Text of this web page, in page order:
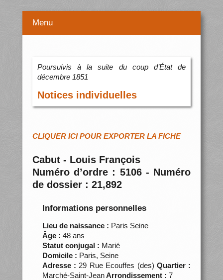
Menu
Poursuivis à la suite du coup d’État de
décembre 1851
Notices individuelles
CLIQUER ICI POUR EXPORTER LA FICHE
Cabut - Louis François
Numéro d’ordre : 5106 - Numéro
de dossier : 21,892
Informations personnelles
Lieu de naissance : Paris Seine
Âge : 48 ans
Statut conjugal : Marié
Domicile : Paris, Seine
Adresse : 29 Rue Ecouffes (des) Quartier :
Marché-Saint-JeanArrondissement : 7